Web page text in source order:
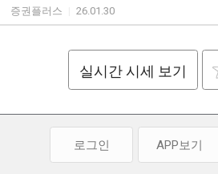
증권플러스 26.01.30
실시간 시세 보기
로그인 APP보기